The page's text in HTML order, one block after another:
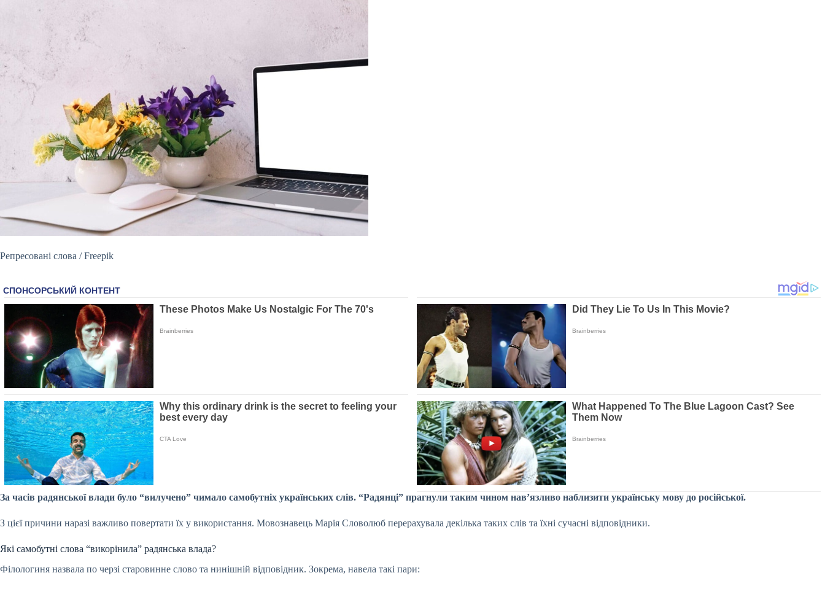
Репресовані слова /Freepik
За часів радянської влади було “вилучено” чимало самобутніх українських слів. “Радянці” прагнули таким чином нав’язливо наблизити українську мову до російської.
З цієї причини наразі важливо повертати їх у використання. Мовознавець Марія Словолюб перерахувала декілька таких слів та їхні сучасні відповідники.
Які самобутні слова “викорінила” радянська влада?
Філологиня назвала по черзі старовинне слово та нинішній відповідник. Зокрема, навела такі пари: